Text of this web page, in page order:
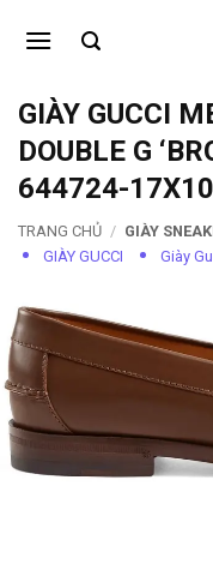
qua
dungGIÀY GUCCI
DOUBLE G
‎‎644724-
TRANG CHỦ / GIÀY
GIÀY GUCCI
Giày